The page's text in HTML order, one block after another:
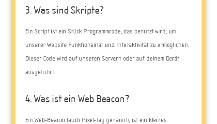
3. Was sind Skripte?
Ein Script ist ein Stück Programmcode, das benutzt wird, um
unserer Website Funktionalität und Interaktivität zu ermöglichen.
Dieser Code wird auf unseren Servern oder auf deinem Gerät
ausgeführt.
4. Was ist ein Web Beacon?
Ein Web-Beacon (auch Pixel-Tag genannt), ist ein kleines